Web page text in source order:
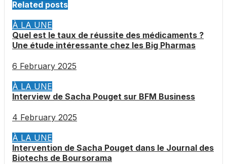
Related posts
À LA UNE
Quel est le taux de réussite des médicaments ?
Une étude intéressante chez les Big Pharmas
6 February 2025
À LA UNE
Interview de Sacha Pouget sur BFM Business
4 February 2025
À LA UNE
Intervention de Sacha Pouget dans le Journal des
Biotechs de Boursorama